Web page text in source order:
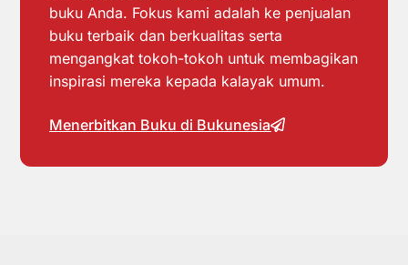
buku Anda. Fokus kami adalah ke penjualan
buku terbaik dan berkualitas serta
mengangkat tokoh-tokoh untuk membagikan
inspirasi mereka kepada kalayak umum.
Menerbitkan Buku di Bukunesia